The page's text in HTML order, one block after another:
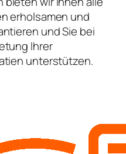
erholsamen und
und Sie bei
Ihrer
unterstützen.